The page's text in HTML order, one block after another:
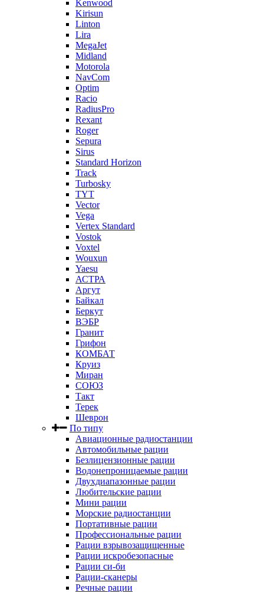
Kenwood
Kirisun
Linton
Lira
MegaJet
Midland
Motorola
NavCom
Optim
Racio
RadiusPro
Rexant
Roger
Sepura
Sirus
Standard Horizon
Track
Turbosky
TYT
Vector
Vega
Vertex Standard
Vostok
Voxtel
Wouxun
Yaesu
АСТРА
Аргут
Байкал
Беркут
ВЭБР
Гранит
Грифон
КОМБАТ
Круиз
Миран
СОЮЗ
Такт
Терек
Шеврон
По типу
Авиационные радиостанции
Автомобильные рации
Безлицензионные рации
Водонепроницаемые рации
Двухдиапазонные рации
Любительские рации
Мини рации
Морские радиостанции
Портативные рации
Профессиональные рации
Рации взрывозащищенные
Рации искробезопасные
Рации си-би
Рации-сканеры
Речные рации